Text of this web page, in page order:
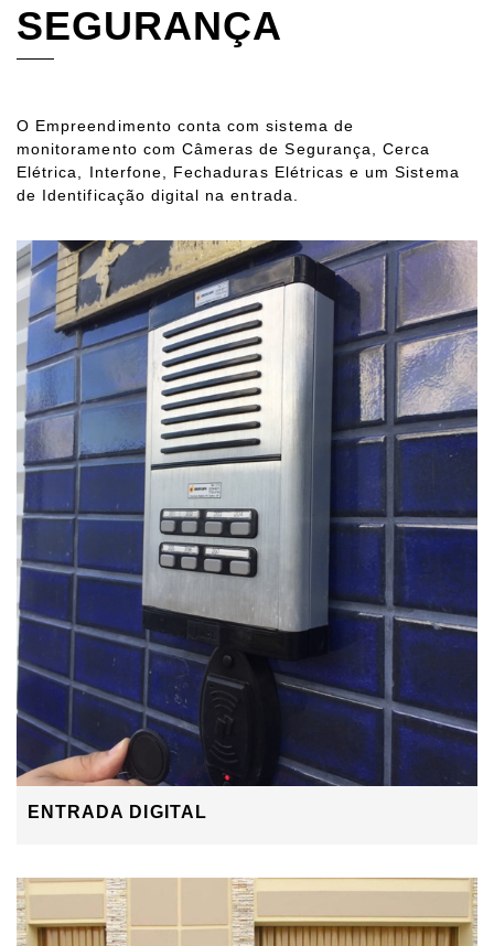
SEGURANÇA
O Empreendimento conta com sistema de
monitoramento com Câmeras de Segurança, Cerca
Elétrica, Interfone, Fechaduras Elétricas e um Sistema
de Identificação digital na entrada.
ENTRADA DIGITAL